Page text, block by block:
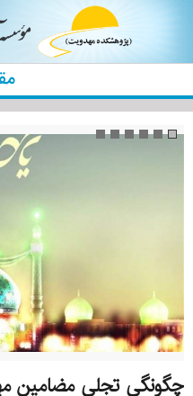
چگونگی تجلی مضامین